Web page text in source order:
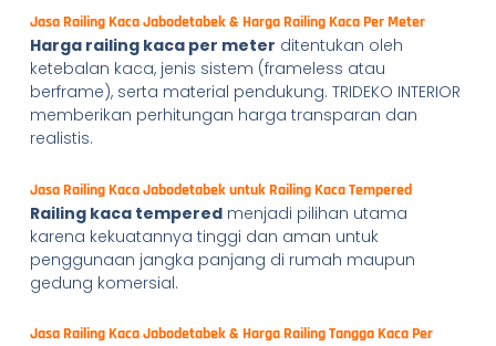
Jasa Railing Kaca Jabodetabek & Harga Railing Kaca Per Meter
Harga railing kaca per meter ditentukan oleh
ketebalan kaca, jenis sistem (frameless atau
berframe), serta material pendukung. TRIDEKO INTERIOR
memberikan perhitungan harga transparan dan
realistis.
Jasa Railing Kaca Jabodetabek untuk Railing Kaca Tempered
Railing kaca temperedmenjadi pilihan utama
karena kekuatannya tinggi dan aman untuk
penggunaan jangka panjang di rumah maupun
gedung komersial.
Jasa Railing Kaca Jabodetabek & Harga Railing Tangga Kaca Per